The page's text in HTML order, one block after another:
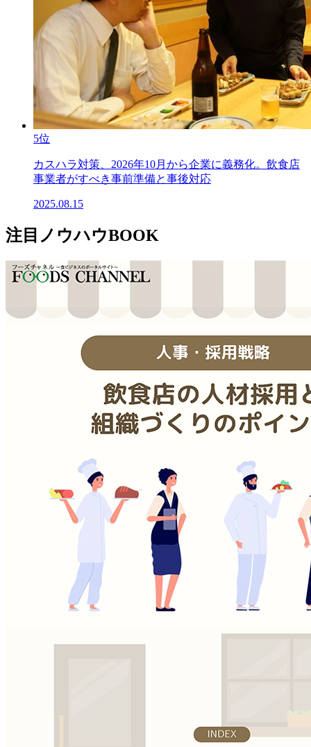
5位
カスハラ対策、2026年10月から企業に義務化。飲食店
事業者がすべき事前準備と事後対応
2025.08.15
注目ノウハウBOOK